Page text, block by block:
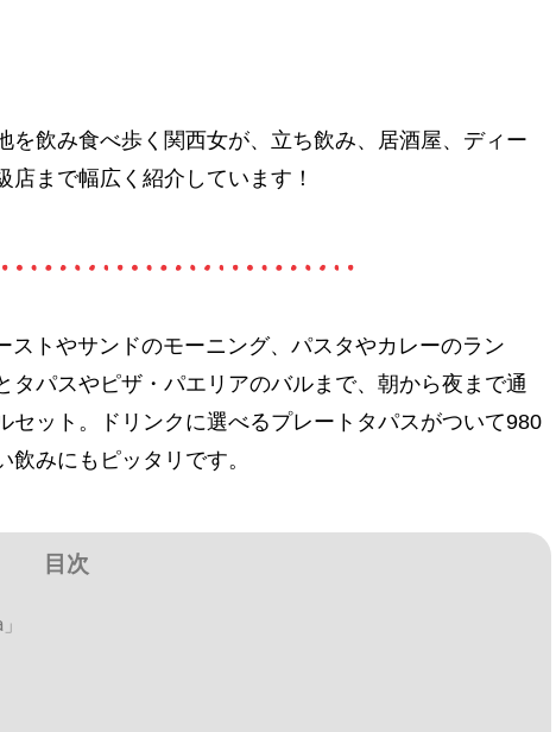
を飲み食べ歩く関西女が、立ち飲み、居酒屋、ディー
まで幅広く紹介しています！
トやサンドのモーニング、パスタやカレーのラン
パスやピザ・パエリアのバルまで、朝から夜まで通
セット。ドリンクに選べるプレートタパスがついて980
みにもピッタリです。
目次